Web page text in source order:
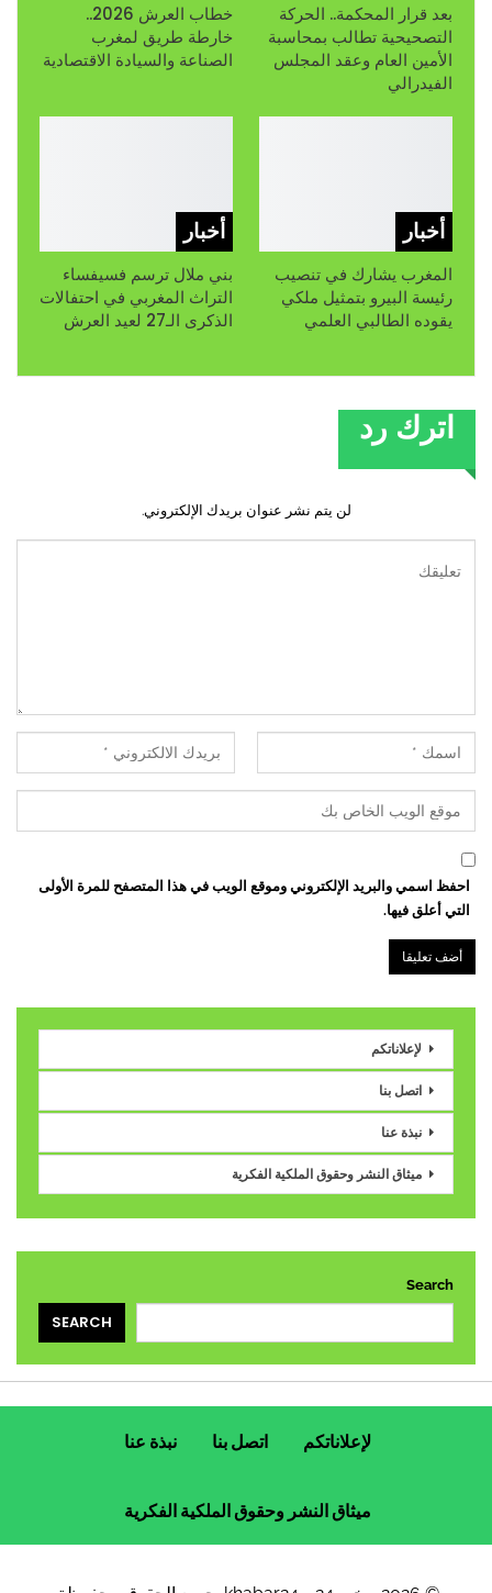
بعد قرار المحكمة.. الحركة
التصحيحية تطالب بمحاسبة
الأمين العام وعقد المجلس
الفيدرالي
خطاب العرش 2026..
خارطة طريق لمغرب
الصناعة والسيادة الاقتصادية
أخبار
المغرب يشارك في تنصيب
رئيسة البيرو بتمثيل ملكي
يقوده الطالبي العلمي
أخبار
بني ملال ترسم فسيفساء
التراث المغربي في احتفالات
الذكرى الـ27 لعيد العرش
اترك رد
لن يتم نشر عنوان بريدك الإلكتروني.
احفظ اسمي والبريد الإلكتروني وموقع الويب في هذا المتصفح للمرة الأولى
التي أعلق فيها.
لإعلاناتكم
اتصل بنا
نبذة عنا
ميثاق النشر وحقوق الملكية الفكرية
Search
SEARCH
لإعلاناتكم اتصل بنا نبذة عنا
ميثاق النشر وحقوق الملكية الفكرية